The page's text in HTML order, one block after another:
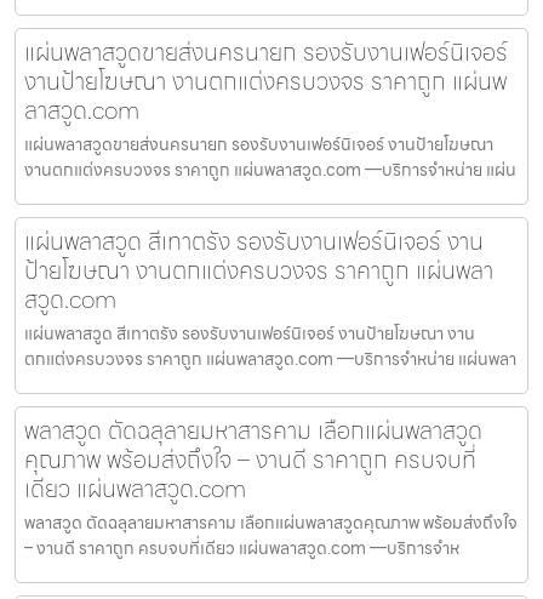
แผ่นพลาสวูดขายส่งนครนายก รองรับงานเฟอร์นิเจอร์
งานป้ายโฆษณา งานตกแต่งครบวงจร ราคาถูก แผ่นพ
ลาสวูด.com
แผ่นพลาสวูดขายส่งนครนายก รองรับงานเฟอร์นิเจอร์ งานป้ายโฆษณา
งานตกแต่งครบวงจร ราคาถูก แผ่นพลาสวูด.com —บริการจำหน่าย แผ่น
แผ่นพลาสวูด สีเทาตรัง รองรับงานเฟอร์นิเจอร์ งาน
ป้ายโฆษณา งานตกแต่งครบวงจร ราคาถูก แผ่นพลา
สวูด.com
แผ่นพลาสวูด สีเทาตรัง รองรับงานเฟอร์นิเจอร์ งานป้ายโฆษณา งาน
ตกแต่งครบวงจร ราคาถูก แผ่นพลาสวูด.com —บริการจำหน่าย แผ่นพลา
พลาสวูด ตัดฉลุลายมหาสารคาม เลือกแผ่นพลาสวูด
คุณภาพ พร้อมส่งถึงใจ – งานดี ราคาถูก ครบจบที่
เดียว แผ่นพลาสวูด.com
พลาสวูด ตัดฉลุลายมหาสารคาม เลือกแผ่นพลาสวูดคุณภาพ พร้อมส่งถึงใจ
– งานดี ราคาถูก ครบจบที่เดียว แผ่นพลาสวูด.com —บริการจำห